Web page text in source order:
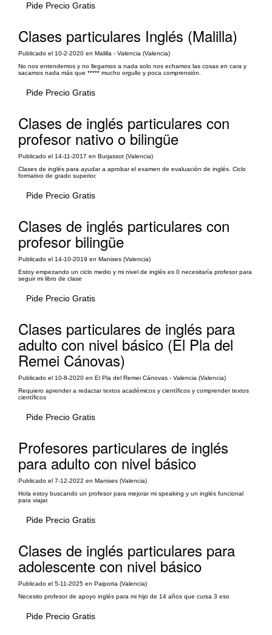
Pide Precio Gratis
Clases particulares Inglés (Malilla)
Publicado el 10-2-2020 en Malilla - Valencia (Valencia)
No nos entendemos y no llegamos a nada solo nos echamos las cosas en cara y
sacamos nada más que ***** mucho orgullo y poca comprensión.
Pide Precio Gratis
Clases de inglés particulares con
profesor nativo o bilingüe
Publicado el 14-11-2017 en Burjassot (Valencia)
Clases de inglés para ayudar a aprobar el examen de evaluación de inglés. Ciclo
formativo de grado superior.
Pide Precio Gratis
Clases de inglés particulares con
profesor bilingüe
Publicado el 14-10-2019 en Manises (Valencia)
Estoy empezando un ciclo medio y mi nivel de inglés es 0 necesitaría profesor para
seguir mi libro de clase
Pide Precio Gratis
Clases particulares de inglés para
adulto con nivel básico (El Pla del
Remei Cánovas)
Publicado el 10-8-2020 en El Pla del Remei Cánovas - Valencia (Valencia)
Requiero aprender a redactar textos académicos y científicos y comprender textos
científicos
Pide Precio Gratis
Profesores particulares de inglés
para adulto con nivel básico
Publicado el 7-12-2022 en Manises (Valencia)
Hola estoy buscando un profesor para mejorar mi speaking y un inglés funcional
para viajar.
Pide Precio Gratis
Clases de inglés particulares para
adolescente con nivel básico
Publicado el 5-11-2025 en Paiporta (Valencia)
Necesito profesor de apoyo inglés para mi hijo de 14 años que cursa 3 eso
Pide Precio Gratis